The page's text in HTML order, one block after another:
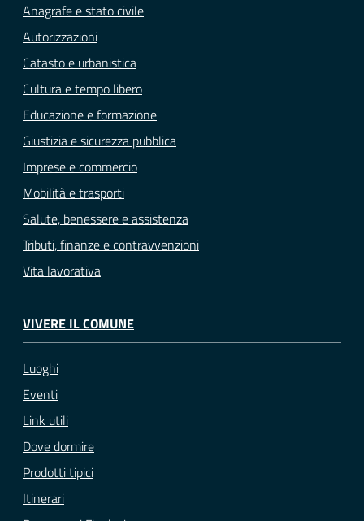
Anagrafe e stato civile
Autorizzazioni
Catasto e urbanistica
Cultura e tempo libero
Educazione e formazione
Giustizia e sicurezza pubblica
Imprese e commercio
Mobilità e trasporti
Salute, benessere e assistenza
Tributi, finanze e contravvenzioni
Vita lavorativa
VIVERE IL COMUNE
Luoghi
Eventi
Link utili
Dove dormire
Prodotti tipici
Itinerari